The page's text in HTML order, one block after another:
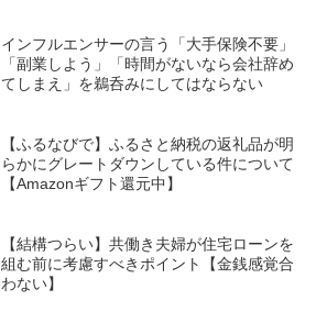
インフルエンサーの言う「大手保険不要」
「副業しよう」「時間がないなら会社辞め
てしまえ」を鵜呑みにしてはならない
【ふるなびで】ふるさと納税の返礼品が明
らかにグレートダウンしている件について
【Amazonギフト還元中】
【結構つらい】共働き夫婦が住宅ローンを
組む前に考慮すべきポイント【金銭感覚合
わない】